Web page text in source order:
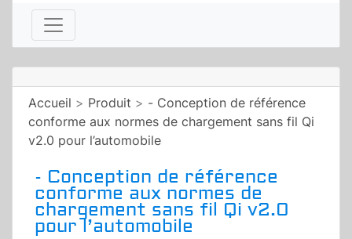
Accueil > Produit > - Conception de référence
conforme aux normes de chargement sans fil Qi
v2.0 pour l’automobile
- Conception de référence
conforme aux normes de
chargement sans fil Qi v2.0
pour l’automobile